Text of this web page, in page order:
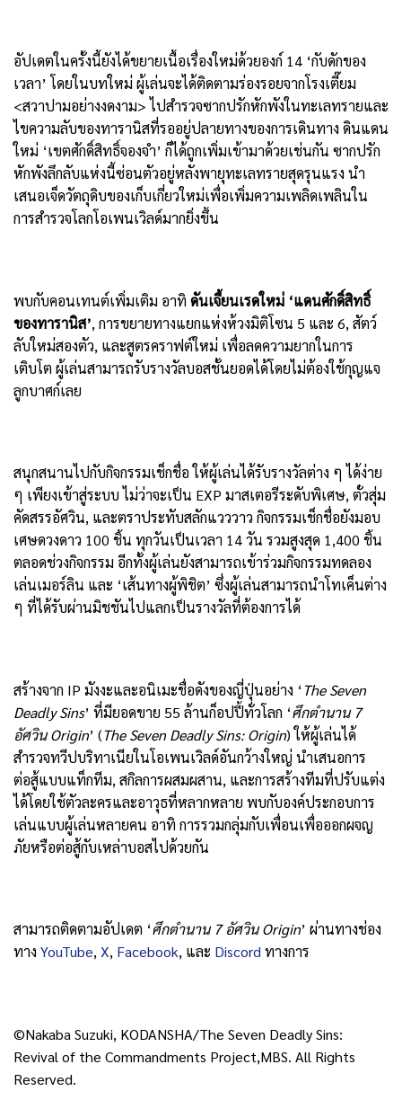
อัปเดตในครั้งนี้ยังได้ขยายเนื้อเรื่องใหม่ด้วยองก์ 14 ‘กับดักของ
เวลา’ โดยในบทใหม่ ผู้เล่นจะได้ติดตามร่องรอยจากโรงเตี๊ยม
<สวาปามอย่างงดงาม> ไปสำรวจซากปรักหักพังในทะเลทรายและ
ไขความลับของทารานิสที่รออยู่ปลายทางของการเดินทาง ดินแดน
ใหม่ ‘เขตศักดิ์สิทธิ์จองจำ’ ก็ได้ถูกเพิ่มเข้ามาด้วยเช่นกัน ซากปรัก
หักพังลึกลับแห่งนี้ซ่อนตัวอยู่หลังพายุทะเลทรายสุดรุนแรง นำ
เสนอเจ็ดวัตถุดิบของเก็บเกี่ยวใหม่เพื่อเพิ่มความเพลิดเพลินใน
การสำรวจโลกโอเพนเวิลด์มากยิ่งขึ้น
พบกับคอนเทนต์เพิ่มเติม อาทิ ดันเจี้ยนเรดใหม่ ‘แดนศักดิ์สิทธิ์
ของทารานิส’, การขยายทางแยกแห่งห้วงมิติโซน 5 และ 6, สัตว์
ลับใหม่สองตัว, และสูตรคราฟต์ใหม่ เพื่อลดความยากในการ
เติบโต ผู้เล่นสามารถรับรางวัลบอสชั้นยอดได้โดยไม่ต้องใช้กุญแจ
ลูกบาศก์เลย
สนุกสนานไปกับกิจกรรมเช็กชื่อ ให้ผู้เล่นได้รับรางวัลต่าง ๆ ได้ง่าย
ๆ เพียงเข้าสู่ระบบ ไม่ว่าจะเป็น EXP มาสเตอรีระดับพิเศษ, ตั๋วสุ่ม
คัดสรรอัศวิน, และตราประทับสลักแวววาว กิจกรรมเช็กชื่อยังมอบ
เศษดวงดาว 100 ชิ้น ทุกวันเป็นเวลา 14 วัน รวมสูงสุด 1,400 ชิ้น
ตลอดช่วงกิจกรรม อีกทั้งผู้เล่นยังสามารถเข้าร่วมกิจกรรมทดลอง
เล่นเมอร์ลิน และ ‘เส้นทางผู้พิชิต’ ซึ่งผู้เล่นสามารถนำโทเค็นต่าง
ๆ ที่ได้รับผ่านมิชชันไปแลกเป็นรางวัลที่ต้องการได้
สร้างจาก IP มังงะและอนิเมะชื่อดังของญี่ปุ่นอย่าง ‘The Seven
Deadly Sins’ ที่มียอดขาย 55 ล้านก็อปปี้ทั่วโลก ‘ศึกตำนาน 7
อัศวินOrigin’ (The Seven Deadly Sins: Origin) ให้ผู้เล่นได้
สำรวจทวีปบริทาเนียในโอเพนเวิลด์อันกว้างใหญ่ นำเสนอการ
ต่อสู้แบบแท็กทีม, สกิลการผสมผสาน, และการสร้างทีมที่ปรับแต่ง
ได้โดยใช้ตัวละครและอาวุธที่หลากหลาย พบกับองค์ประกอบการ
เล่นแบบผู้เล่นหลายคน อาทิ การรวมกลุ่มกับเพื่อนเพื่อออกผจญ
ภัยหรือต่อสู้กับเหล่าบอสไปด้วยกัน
สามารถติดตามอัปเดต ‘ศึกตำนาน 7อัศวินOrigin’ ผ่านทางช่อง
ทาง YouTube,X, Facebook, และ Discordทางการ
©Nakaba Suzuki, KODANSHA/The Seven Deadly Sins:
Revival of the Commandments Project,MBS. All Rights
Reserved.